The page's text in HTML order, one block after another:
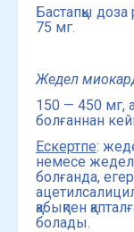
Бастапқы
75 мг.
Жедел
150 — 450 мг,
болғаннан
Ескертпе:
немесе жедел
болғанда,
қабықпен
болады.